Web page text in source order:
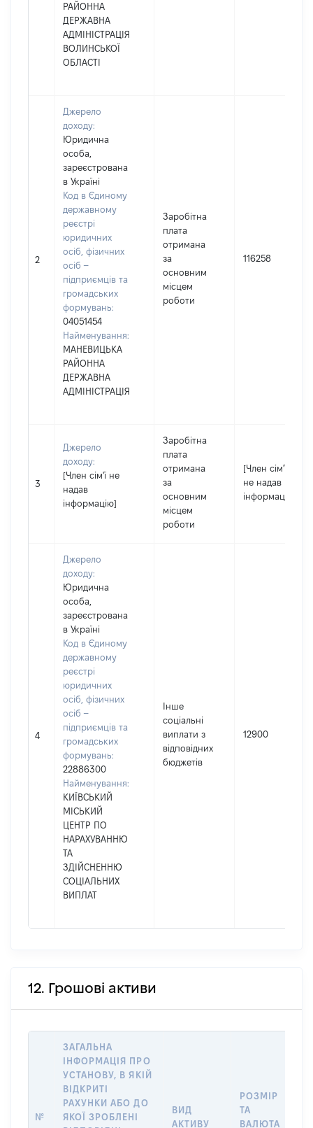
РАЙОННА
ДЕРЖАВНА
АДМІНІСТРАЦІЯ
ВОЛИНСЬКОЇ
ОБЛАСТІ
2
Джерело
доходу:
Юридична
особа,
зареєстрована
в Україні
Код в Єдиному
державному
реєстрі
юридичних
осіб, фізичних
осіб –
підприємців та
громадських
формувань:
04051454
Найменування:
МАНЕВИЦЬКА
РАЙОННА
ДЕРЖАВНА
АДМІНІСТРАЦІЯ
Заробітна
плата
отримана
за
основним
місцем
роботи
116258
3
Джерело
доходу:
[Член сім'ї не
надав
інформацію]
Заробітна
плата
отримана
за
основним
місцем
роботи
[Член сім'ї
не надав
інформацію]
4
Джерело
доходу:
Юридична
особа,
зареєстрована
в Україні
Код в Єдиному
державному
реєстрі
юридичних
осіб, фізичних
осіб –
підприємців та
громадських
формувань:
22886300
Найменування:
КИЇВСЬКИЙ
МІСЬКИЙ
ЦЕНТР ПО
НАРАХУВАННЮ
ТА
ЗДІЙСНЕННЮ
СОЦІАЛЬНИХ
ВИПЛАТ
Інше
соціальні
виплати з
відповідних
бюджетів
12900
12. Грошові активи
№
ЗАГАЛЬНА
ІНФОРМАЦІЯ ПРО
УСТАНОВУ, В ЯКІЙ
ВІДКРИТІ
РАХУНКИ АБО ДО
ЯКОЇ ЗРОБЛЕНІ
ВИД
АКТИВУ
РОЗМІР
ТА
ВАЛЮТА